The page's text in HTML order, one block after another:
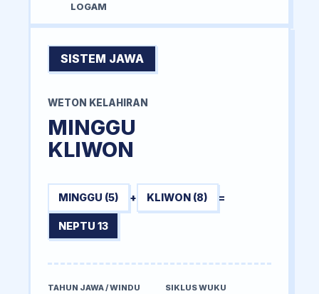
LOGAM
SISTEM JAWA
WETON KELAHIRAN
MINGGU
KLIWON
MINGGU (5) + KLIWON (8) =
NEPTU 13
TAHUN JAWA / WINDU SIKLUS WUKU